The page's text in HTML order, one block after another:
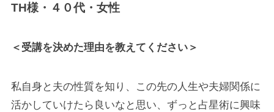
TH様・４０代・女性
＜受講を決めた理由を教えてください＞
私自身と夫の性質を知り、この先の人生や夫婦関係に
活かしていけたら良いなと思い、ずっと占星術に興味